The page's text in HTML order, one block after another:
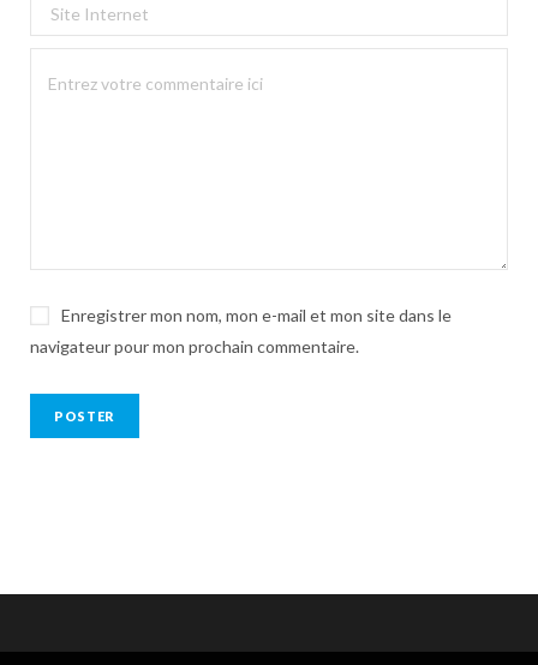
Enregistrer mon nom, mon e-mail et mon site dans le
navigateur pour mon prochain commentaire.